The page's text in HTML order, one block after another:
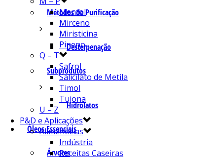
Métodos de Purificação
Desterpenação
Subprodutos
Hidrolatos
Óleos Essenciais
Árvores
Mentol
Mirceno
Miristicina
Pineno
Q – T
Safrol
Salicilato de Metila
Timol
Tujona
U – Z
P&D e Aplicações
Alimentícias
Indústria
Receitas Caseiras